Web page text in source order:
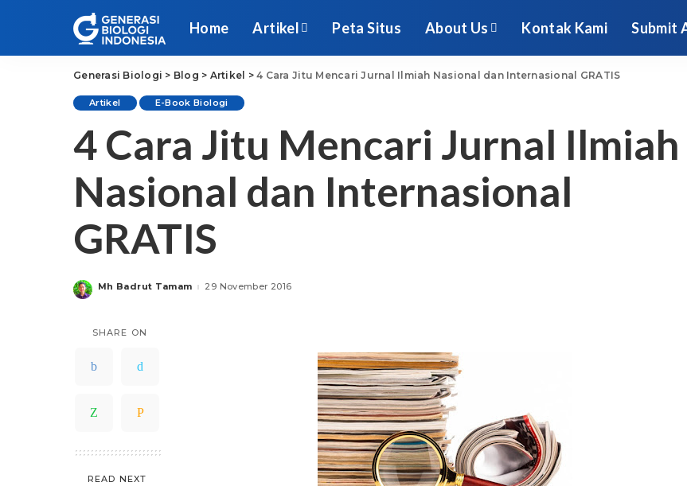
Home Artikel Peta Situs About Us Kontak Kami Submit
Generasi Biologi > Blog > Artikel >4 Cara Jitu Mencari Jurnal Ilmiah Nasional dan Internasional GRATIS
Artikel E-Book Biologi
4 Cara Jitu Mencari Jurnal Ilmiah
Nasional dan Internasional
GRATIS
Posted
Mh Badrut Tamam 29 November 2016
SHARE ON
READ NEXT